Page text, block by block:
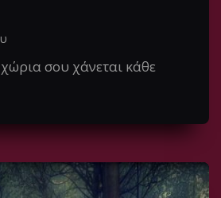
σου χάνεται κάθε